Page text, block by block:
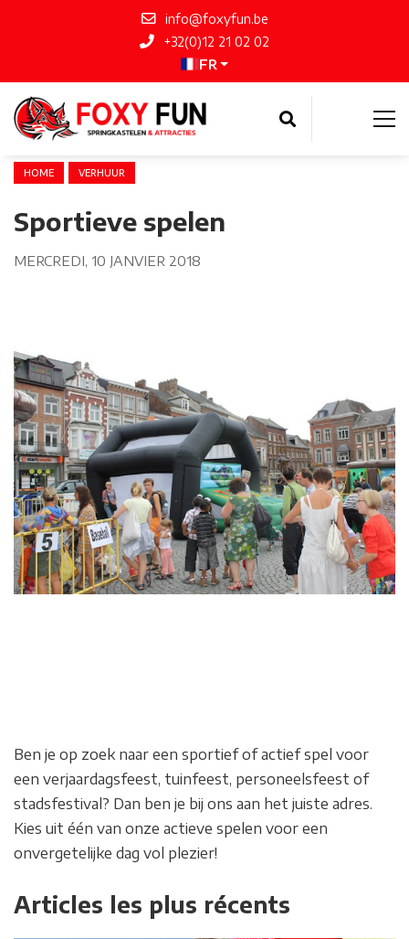
info@foxyfun.be
+32(0)12 21 02 02
FR
HOME VERHUUR
Sportieve spelen
MERCREDI, 10 JANVIER 2018
Ben je op zoek naar een sportief of actief spel voor
een verjaardagsfeest, tuinfeest, personeelsfeest of
stadsfestival? Dan ben je bij ons aan het juiste adres.
Kies uit één van onze actieve spelen voor een
onvergetelijke dag vol plezier!
Articles les plus récents